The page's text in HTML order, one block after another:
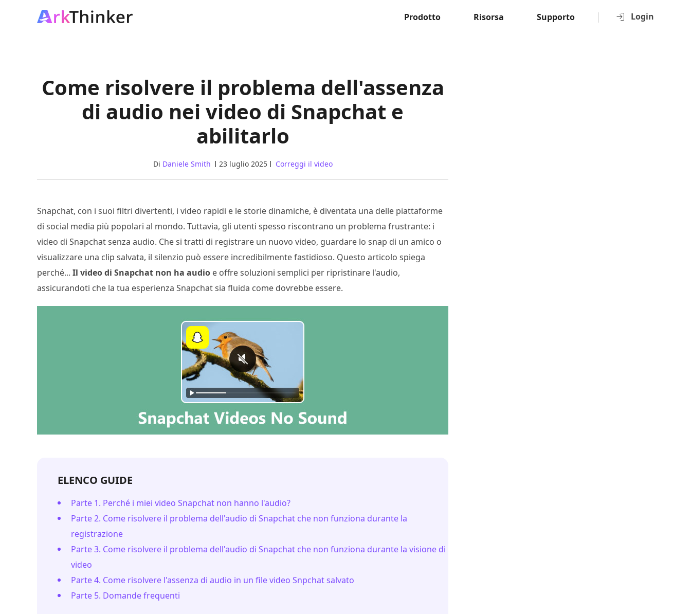
Login
Prodotto Risorsa Supporto
Come risolvere il problema dell'assenza
di audio nei video di Snapchat e
abilitarlo
Di Daniele Smith 23 luglio 2025 Correggi il video
Snapchat, con i suoi filtri divertenti, i video rapidi e le storie dinamiche, è diventata una delle piattaforme
di social media più popolari al mondo. Tuttavia, gli utenti spesso riscontrano un problema frustrante: i
video di Snapchat senza audio. Che si tratti di registrare un nuovo video, guardare lo snap di un amico o
visualizzare una clip salvata, il silenzio può essere incredibilmente fastidioso. Questo articolo spiega
perché... Il video di Snapchat non ha audio e offre soluzioni semplici per ripristinare l'audio,
assicurandoti che la tua esperienza Snapchat sia fluida come dovrebbe essere.
ELENCO GUIDE
Parte 1. Perché i miei video Snapchat non hanno l'audio?
Parte 2. Come risolvere il problema dell'audio di Snapchat che non funziona durante la
registrazione
Parte 3. Come risolvere il problema dell'audio di Snapchat che non funziona durante la visione di
video
Parte 4. Come risolvere l'assenza di audio in un file video Snpchat salvato
Parte 5. Domande frequenti